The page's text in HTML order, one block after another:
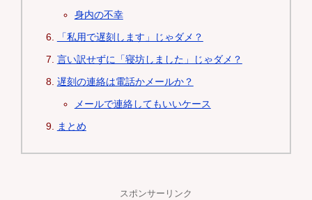
身内の不幸
「私用で遅刻します」じゃダメ？
言い訳せずに「寝坊しました」じゃダメ？
遅刻の連絡は電話かメールか？
メールで連絡してもいいケース
まとめ
スポンサーリンク